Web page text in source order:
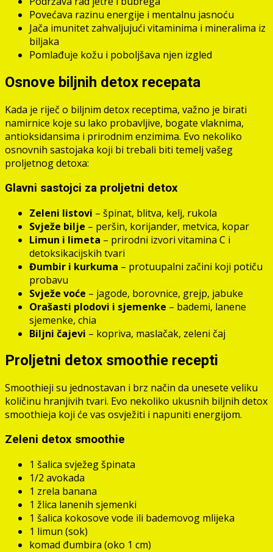
Povećava razinu energije i mentalnu jasnoću
Jača imunitet zahvaljujući vitaminima i mineralima iz
biljaka
Pomlađuje kožu i poboljšava njen izgled
Osnove biljnih detox recepata
Kada je riječ o biljnim detox receptima, važno je birati
namirnice koje su lako probavljive, bogate vlaknima,
antioksidansima i prirodnim enzimima. Evo nekoliko
osnovnih sastojaka koji bi trebali biti temelj vašeg
proljetnog detoxa:
Glavni sastojci za proljetni detox
Zeleni listovi – špinat, blitva, kelj, rukola
Svježe bilje – peršin, korijander, metvica, kopar
Limun i limeta – prirodni izvori vitamina C i
detoksikacijskih tvari
Đumbir i kurkuma – protuupalni začini koji potiču
probavu
Svježe voće – jagode, borovnice, grejp, jabuke
Orašasti plodovi i sjemenke – bademi, lanene
sjemenke, chia
Biljni čajevi – kopriva, maslačak, zeleni čaj
Proljetni detox smoothie recepti
Smoothieji su jednostavan i brz način da unesete veliku
količinu hranjivih tvari. Evo nekoliko ukusnih biljnih detox
smoothieja koji će vas osvježiti i napuniti energijom.
Zeleni detox smoothie
1 šalica svježeg špinata
1/2 avokada
1 zrela banana
1 žlica lanenih sjemenki
1 šalica kokosove vode ili bademovog mlijeka
1 limun (sok)
komad đumbira (oko 1 cm)